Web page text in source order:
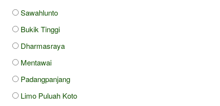
Sawahlunto
Bukik Tinggi
Dharmasraya
Mentawai
Padangpanjang
Limo Puluah Koto